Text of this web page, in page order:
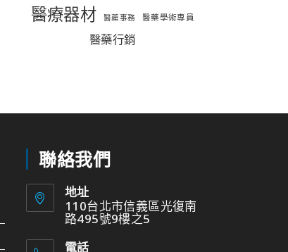
醫療器材 醫藥事務 醫藥學術專員
醫藥行銷
聯絡我們
地址
110台北市信義區光復南
路495號9樓之5
電話